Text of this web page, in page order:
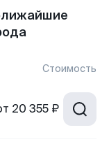
Стоимость
20 355 ₽